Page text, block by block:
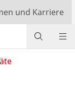
und Karriere